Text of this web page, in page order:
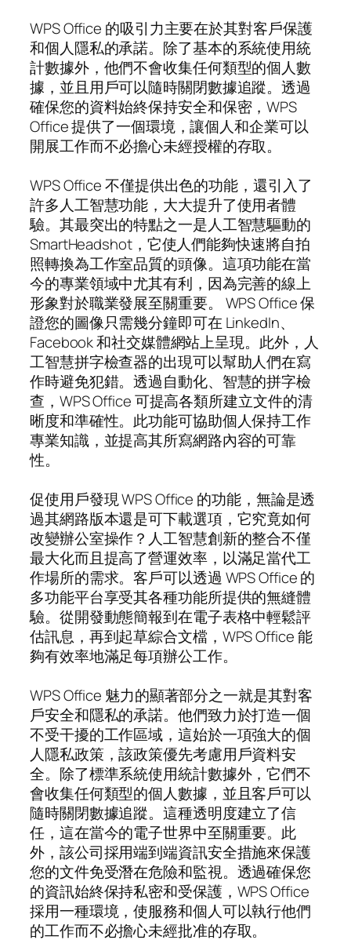
WPS Office 的吸引力主要在於其對客戶保護
和個人隱私的承諾。除了基本的系統使用統
計數據外，他們不會收集任何類型的個人數
據，並且用戶可以隨時關閉數據追蹤。透過
確保您的資料始終保持安全和保密，WPS
Office 提供了一個環境，讓個人和企業可以
開展工作而不必擔心未經授權的存取。
WPS Office 不僅提供出色的功能，還引入了
許多人工智慧功能，大大提升了使用者體
驗。其最突出的特點之一是人工智慧驅動的
SmartHeadshot，它使人們能夠快速將自拍
照轉換為工作室品質的頭像。這項功能在當
今的專業領域中尤其有利，因為完善的線上
形象對於職業發展至關重要。 WPS Office 保
證您的圖像只需幾分鐘即可在 LinkedIn、
Facebook 和社交媒體網站上呈現。此外，人
工智慧拼字檢查器的出現可以幫助人們在寫
作時避免犯錯。透過自動化、智慧的拼字檢
查，WPS Office 可提高各類所建立文件的清
晰度和準確性。此功能可協助個人保持工作
專業知識，並提高其所寫網路內容的可靠
性。
促使用戶發現 WPS Office 的功能，無論是透
過其網路版本還是可下載選項，它究竟如何
改變辦公室操作？人工智慧創新的整合不僅
最大化而且提高了營運效率，以滿足當代工
作場所的需求。客戶可以透過 WPS Office 的
多功能平台享受其各種功能所提供的無縫體
驗。從開發動態簡報到在電子表格中輕鬆評
估訊息，再到起草綜合文檔，WPS Office 能
夠有效率地滿足每項辦公工作。
WPS Office 魅力的顯著部分之一就是其對客
戶安全和隱私的承諾。他們致力於打造一個
不受干擾的工作區域，這始於一項強大的個
人隱私政策，該政策優先考慮用戶資料安
全。除了標準系統使用統計數據外，它們不
會收集任何類型的個人數據，並且客戶可以
隨時關閉數據追蹤。這種透明度建立了信
任，這在當今的電子世界中至關重要。此
外，該公司採用端到端資訊安全措施來保護
您的文件免受潛在危險和監視。透過確保您
的資訊始終保持私密和受保護，WPS Office
採用一種環境，使服務和個人可以執行他們
的工作而不必擔心未經批准的存取。